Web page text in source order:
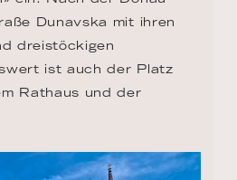
Dunavska mit ihren
dreistöckigen
ist auch der Platz
Rathaus und der